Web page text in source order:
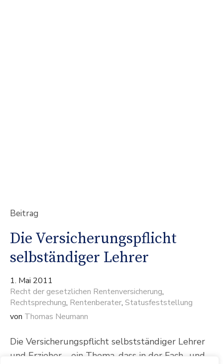
Beitrag
Die Versicherungspflicht
selbständiger Lehrer
1. Mai 2011
Recht der gesetzlichen Rentenversicherung,
Rechtsprechung, Rentenberater, Statusfeststellung
von Thomas Neumann
Die Versicherungspflicht selbstständiger Lehrer
und Erzieher – ein Thema, dass in der Fach- und